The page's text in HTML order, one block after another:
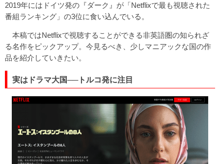
2019年にはドイツ発の『ダーク』が「Netflixで最も視聴された
番組ランキング」の3位に食い込んでいる。
本稿ではNetflixで視聴することができる非英語圏の知られざ
る名作をピックアップ。今見るべき、少しマニアックな国の作
品を紹介していきたい。
実はドラマ大国──トルコ発に注目